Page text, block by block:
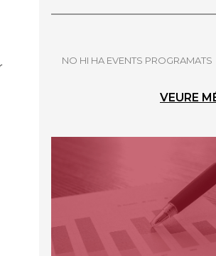
NO HI HA EVENTS PROGRAMATS
VEURE